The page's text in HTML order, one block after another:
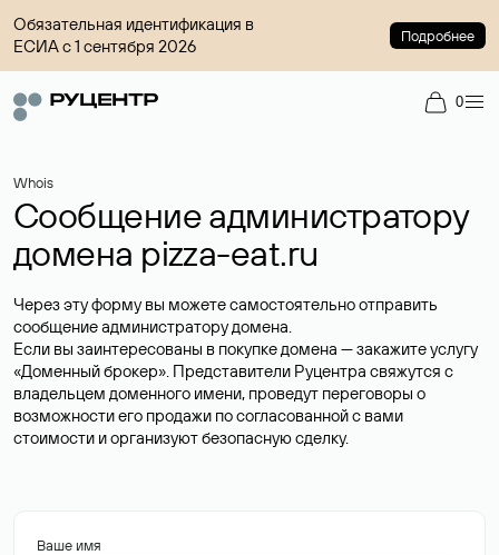
Обязательная идентификация в
ЕСИА с 1 сентября 2026
Подробнее
0
Whois
Сообщение администратору
домена pizza-eat.ru
Через эту форму вы можете самостоятельно отправить
сообщение администратору домена.
Если вы заинтересованы в покупке домена — закажите услугу
«Доменный брокер». Представители Руцентра свяжутся с
владельцем доменного имени, проведут переговоры о
возможности его продажи по согласованной с вами
стоимости и организуют безопасную сделку.
Ваше имя